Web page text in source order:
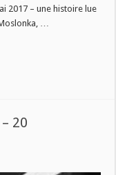
2017 – une histoire lue
…
20